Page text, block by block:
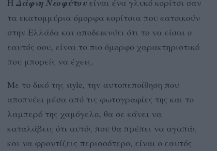
Η Δάφνη Νεοφύτουείναι ένα γλυκό κορίτσι σαν
τα εκατομμύρια όμορφα κορίτσια που κατοικούν
στην Ελλάδα και αποδεικνύει ότι το να είσαι ο
εαυτός σου, είναι το πιο όμορφο χαρακτηριστικό
που μπορείς να έχεις.
Με το δικό της style, την αυτοπεποίθηση που
αποπνέει μέσα από τις φωτογραφίες της και το
λαμπερό της χαμόγελο, θα σε κάνει να
καταλάβεις ότι αυτός που θα πρέπει να αγαπάς
και να φροντίζεις περισσότερο, είναι ο εαυτός